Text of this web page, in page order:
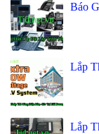
Báo
Lắp
Lắp